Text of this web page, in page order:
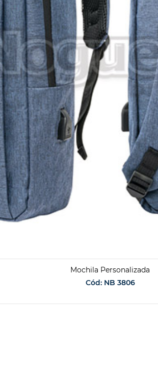
Mochila Personalizada
Cód: NB 3806